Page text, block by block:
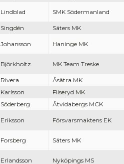
Lindblad SMK Södermanland
Singdén Säters MK
Johansson Haninge MK
Björkholtz MK Team Treske
Rivera
Åsätra MK
Karlsson
Fliseryd MK
Söderberg Åtvidabergs MCK
Eriksson Försvarsmaktens EK
Forsberg Säters MK
Erlandsson Nyköpings MS